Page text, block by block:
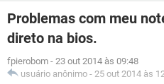
Problemas com meu
direto na bios.
fpierobom - 23 out 2014 às 09:48
usuário anônimo - 25 out 2014 às